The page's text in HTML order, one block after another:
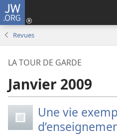
JW.ORG
Revues
LA TOUR DE GARDE
Janvier 2009
Une vie